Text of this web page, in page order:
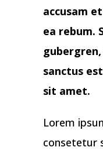
accusam
ea rebum.
sanctus
sit amet.
Lorem
consetetur